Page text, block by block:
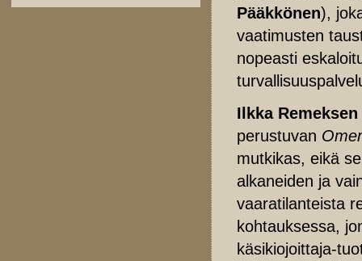
Pääkkönen),
vaatimusten
nopeasti
Ilkka Remeksen
perustuvan
mutkikas, eikä
alkaneiden ja
vaaratilanteista
kohtauksessa,
käsikiojoittaja-